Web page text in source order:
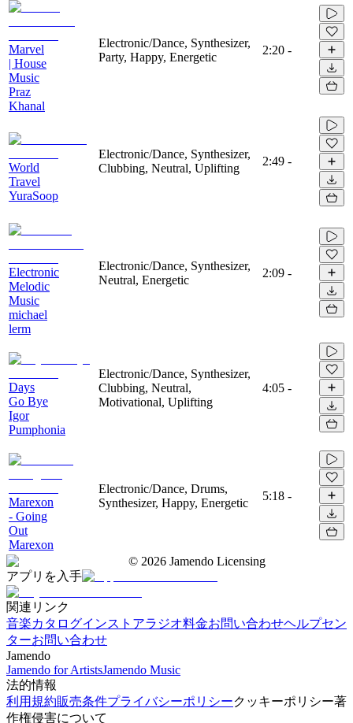
Marvel
| House
Music
Praz
Khanal
Electronic/Dance, Synthesizer,
Party, Happy, Energetic
2:20 -
World
Travel
YuraSoop
Electronic/Dance, Synthesizer,
Clubbing, Neutral, Uplifting
2:49 -
Electronic
Melodic
Music
michael
lerm
Electronic/Dance, Synthesizer,
Neutral, Energetic
2:09 -
Days
Go Bye
Igor
Pumphonia
Electronic/Dance, Synthesizer,
Clubbing, Neutral,
Motivational, Uplifting
4:05 -
Marexon
- Going
Out
Marexon
Electronic/Dance, Drums,
Synthesizer, Happy, Energetic
5:18 -
© 2026 Jamendo Licensing
アプリを入手
関連リンク
音楽カタログインストアラジオ料金お問い合わせヘルプセン
ターお問い合わせ
Jamendo
Jamendo for ArtistsJamendo Music
法的情報
利用規約販売条件プライバシーポリシークッキーポリシー著
作権侵害について